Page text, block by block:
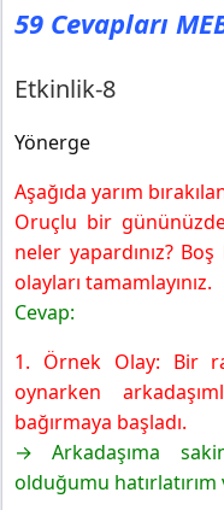
59 Cevapları
Etkinlik-8
Yönerge
Aşağıda yarım
Oruçlu bir
neler yapardınız?
olayları tamamlayınız.
Cevap:
1. Örnek Olay: Bir
oynarken
bağırmaya başladı.
→ Arkadaşıma
olduğumu hatırlatırım